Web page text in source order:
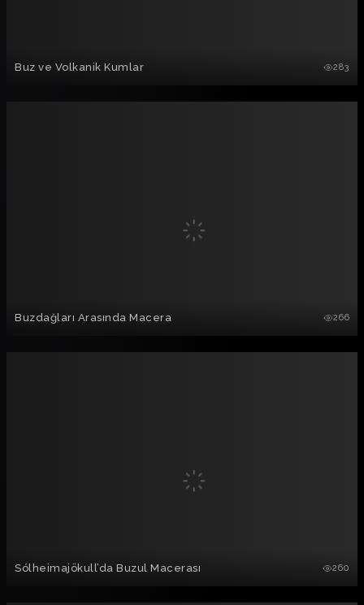
Buz ve Volkanik Kumlar 283
Buzdağları Arasında Macera 266
Sólheimajökull’da Buzul Macerası 260